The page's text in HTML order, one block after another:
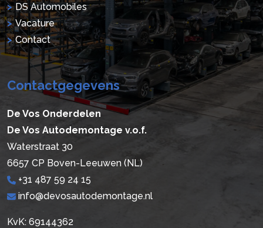
DS Automobiles
Vacature
Contact
Contactgegevens
De Vos Onderdelen
De Vos Autodemontage v.o.f.
Waterstraat 30
6657 CP Boven-Leeuwen (NL)
+31 487 59 24 15
info@devosautodemontage.nl
KvK: 69144362